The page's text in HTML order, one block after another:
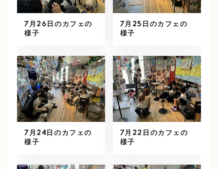
7月26日のカフェの
様子
7月25日のカフェの
様子
7月24日のカフェの
様子
7月22日のカフェの
様子